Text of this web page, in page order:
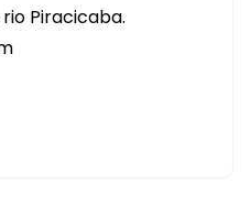
Piracicaba.